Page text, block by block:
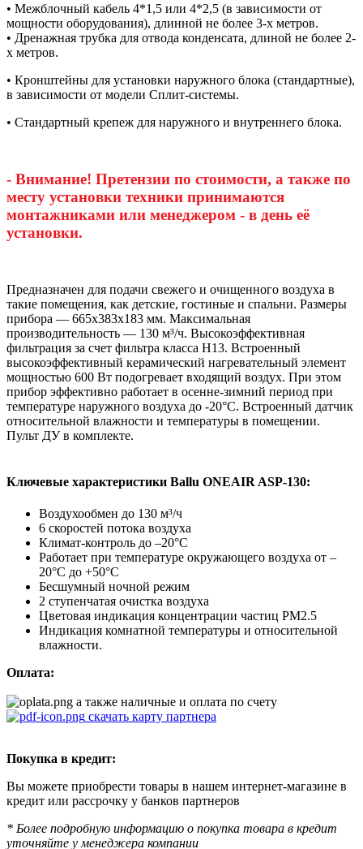
• Межблочный кабель 4*1,5 или 4*2,5 (в зависимости от
мощности оборудования), длинной не более 3-х метров.
• Дренажная трубка для отвода конденсата, длиной не более 2-
х метров.
• Кронштейны для установки наружного блока (стандартные),
в зависимости от модели Сплит-системы.
• Стандартный крепеж для наружного и внутреннего блока.
- Внимание! Претензии по стоимости, а также по
месту установки техники принимаются
монтажниками или менеджером - в день её
установки.
Предназначен для подачи свежего и очищенного воздуха в
такие помещения, как детские, гостиные и спальни. Размеры
прибора — 665х383х183 мм. Максимальная
производительность — 130 м³/ч. Высокоэффективная
фильтрация за счет фильтра класса H13. Встроенный
высокоэффективный керамический нагревательный элемент
мощностью 600 Вт подогревает входящий воздух. При этом
прибор эффективно работает в осенне-зимний период при
температуре наружного воздуха до -20°С. Встроенный датчик
относительной влажности и температуры в помещении.
Пульт ДУ в комплекте.
Ключевые характеристики Ballu ONEAIR ASP-130:
Воздухообмен до 130 м³/ч
6 скоростей потока воздуха
Климат-контроль до –20°С
Работает при температуре окружающего воздуха от –
20°С до +50°С
Бесшумный ночной режим
2 ступенчатая очистка воздуха
Цветовая индикация концентрации частиц PM2.5
Индикация комнатной температуры и относительной
влажности.
Оплата:
а также наличные и оплата по счету
скачать карту партнера
Покупка в кредит:
Вы можете приобрести товары в нашем интернет-магазине в
кредит или рассрочку у банков партнеров
* Более подробную информацию о покупка товара в кредит
уточняйте у менеджера компании